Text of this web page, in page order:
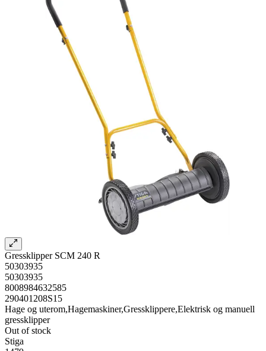
Gressklipper SCM 240 R
50303935
50303935
8008984632585
290401208S15
Hage og uterom,Hagemaskiner,Gressklippere,Elektrisk og manuell
gressklipper
Out of stock
Stiga